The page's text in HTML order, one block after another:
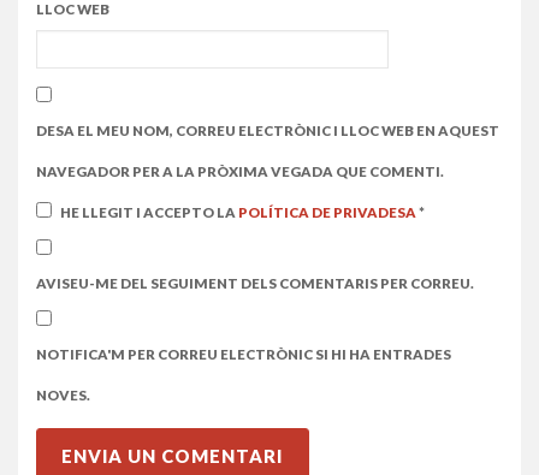
LLOC WEB
DESA EL MEU NOM, CORREU ELECTRÒNIC I LLOC WEB EN AQUEST
NAVEGADOR PER A LA PRÒXIMA VEGADA QUE COMENTI.
HE LLEGIT I ACCEPTO LA POLÍTICA DE PRIVADESA *
AVISEU-ME DEL SEGUIMENT DELS COMENTARIS PER CORREU.
NOTIFICA'M PER CORREU ELECTRÒNIC SI HI HA ENTRADES
NOVES.